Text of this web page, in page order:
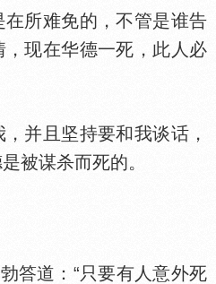
所难免的，不管是谁告
现在华德一死，此人必
且坚持要和我谈话，
被谋杀而死的。
道：“只要有人意外死